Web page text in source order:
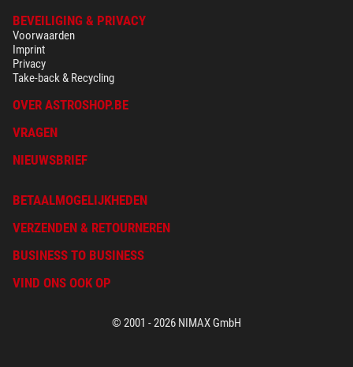
BEVEILIGING & PRIVACY
Voorwaarden
Imprint
Privacy
Take-back & Recycling
OVER ASTROSHOP.BE
VRAGEN
NIEUWSBRIEF
BETAALMOGELIJKHEDEN
VERZENDEN & RETOURNEREN
BUSINESS TO BUSINESS
VIND ONS OOK OP
© 2001 - 2026 NIMAX GmbH